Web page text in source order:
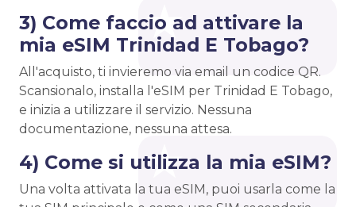
3) Come faccio ad attivare la
mia eSIM Trinidad E Tobago?
All'acquisto, ti invieremo via email un codice QR.
Scansionalo, installa l'eSIM per Trinidad E Tobago,
e inizia a utilizzare il servizio. Nessuna
documentazione, nessuna attesa.
4) Come si utilizza la mia eSIM?
Una volta attivata la tua eSIM, puoi usarla come la